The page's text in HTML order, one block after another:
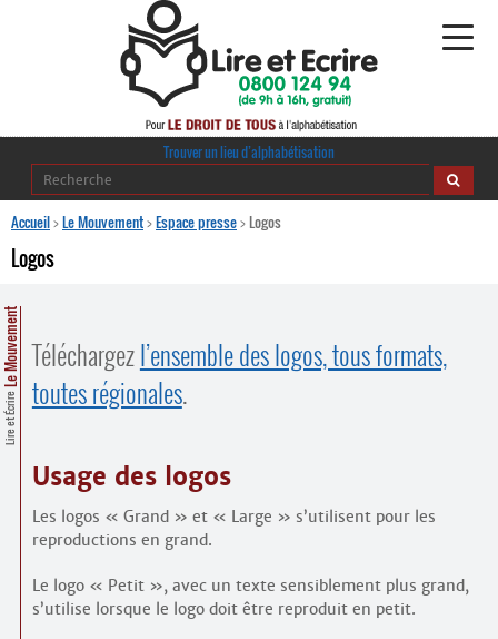
Alphabétisation
Regards croisés
Bienvenue en Belgique
Trouver un lieu d’alphabétisation
Accueil>Le Mouvement>Espace presse>Logos
Logos
Lire et Écrire
Le Mouvement Téléchargezl’ensemble des logos, tous formats,
toutes régionales.
Usage des logos
Les logos « Grand » et « Large » s’utilisent pour les
reproductions en grand.
Le logo « Petit », avec un texte sensiblement plus grand,
s’utilise lorsque le logo doit être reproduit en petit.